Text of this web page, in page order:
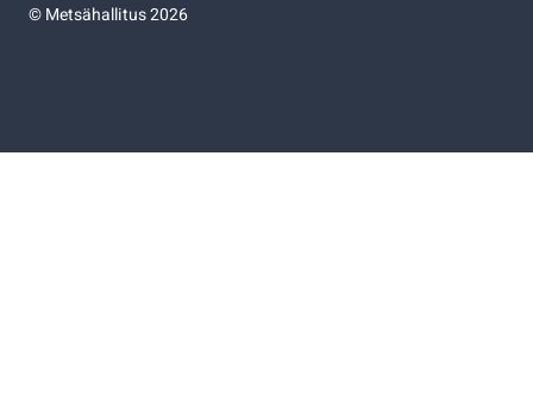
©Metsähallitus 2026